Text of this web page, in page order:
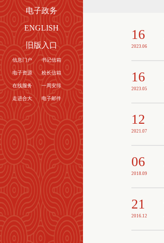
电子政务
ENGLISH
旧版入口
信息门户 书记信箱
电子资源 校长信箱
在线服务 一周安排
走进合大 电子邮件
16
2023.06
16
2023.05
12
2021.07
06
2018.09
21
2016.12